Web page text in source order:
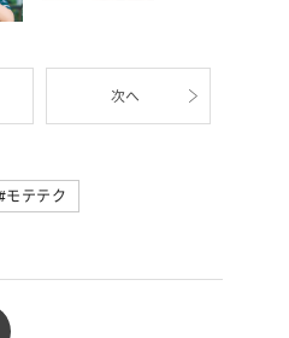
次へ
モテテク